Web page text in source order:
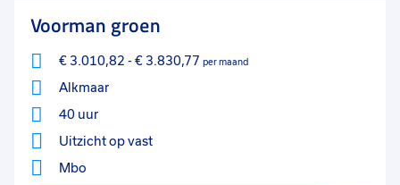
Voorman groen
€ 3.010,82 - € 3.830,77 per maand
Alkmaar
40 uur
Uitzicht op vast
Mbo